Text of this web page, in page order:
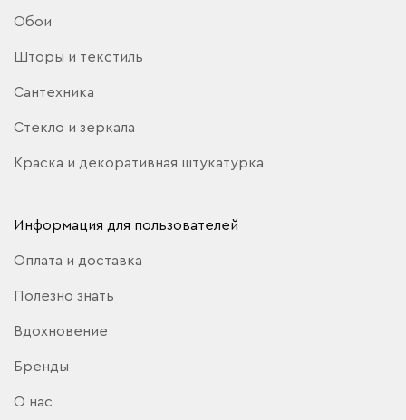
Обои
Шторы и текстиль
Сантехника
Стекло и зеркала
Краска и декоративная штукатурка
Информация для пользователей
Оплата и доставка
Полезно знать
Вдохновение
Бренды
О нас